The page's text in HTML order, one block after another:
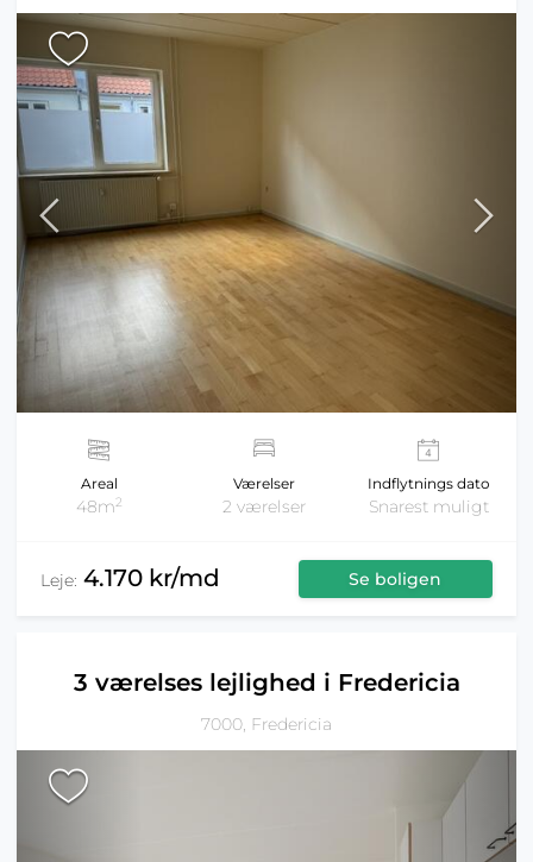
Areal
48m2
Værelser
2 værelser
Indflytnings dato
Snarest muligt
Leje: 4.170 kr/md Se boligen
3 værelses lejlighed i Fredericia
7000, Fredericia